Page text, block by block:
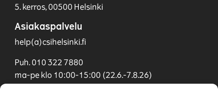
5. kerros, 00500 Helsinki
Asiakaspalvelu
help(a)csihelsinki.fi
Puh. 010 322 7880
ma-pe klo 10:00-15:00 (22.6.-7.8.26)